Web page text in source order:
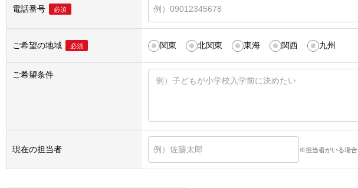
電話番号 必須
ご希望の地域 必須 関東 北関東 東海 関西 九州
ご希望条件
現在の担当者 ※担当者がいる場合